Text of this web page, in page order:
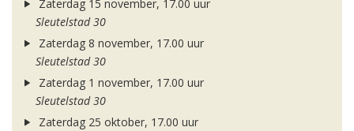
Zaterdag 15 november, 17.00 uur
Sleutelstad 30
Zaterdag 8 november, 17.00 uur
Sleutelstad 30
Zaterdag 1 november, 17.00 uur
Sleutelstad 30
Zaterdag 25 oktober, 17.00 uur